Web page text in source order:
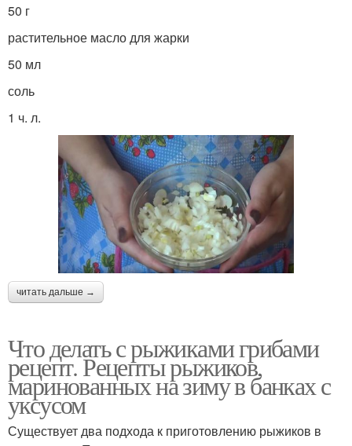
50 г
растительное масло для жарки
50 мл
соль
1 ч. л.
читать дальше →
Что делать с рыжиками грибами
рецепт. Рецепты рыжиков,
маринованных на зиму в банках с
уксусом
Существует два подхода к приготовлению рыжиков в